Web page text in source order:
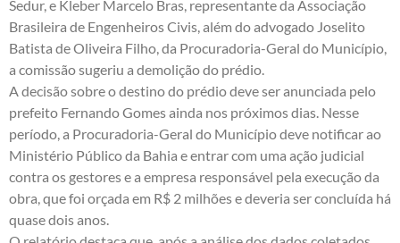
Sedur, e Kleber Marcelo Bras, representante da Associação
Brasileira de Engenheiros Civis, além do advogado Joselito
Batista de Oliveira Filho, da Procuradoria-Geral do Município,
a comissão sugeriu a demolição do prédio.
A decisão sobre o destino do prédio deve ser anunciada pelo
prefeito Fernando Gomes ainda nos próximos dias. Nesse
período, a Procuradoria-Geral do Município deve notificar ao
Ministério Público da Bahia e entrar com uma ação judicial
contra os gestores e a empresa responsável pela execução da
obra, que foi orçada em R$ 2 milhões e deveria ser concluída há
quase dois anos.